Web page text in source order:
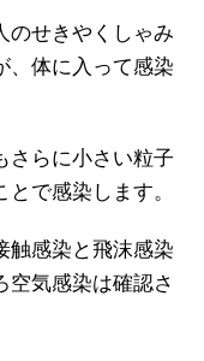
のせきやくしゃみ
、体に入って感染
さらに小さい粒子
で感染します。
触感染と飛沫感染
空気感染は確認さ